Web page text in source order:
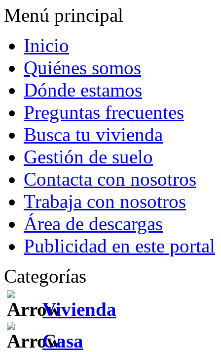
Menú principal
Inicio
Quiénes somos
Dónde estamos
Preguntas frecuentes
Busca tu vivienda
Gestión de suelo
Contacta con nosotros
Trabaja con nosotros
Área de descargas
Publicidad en este portal
Categorías
Vivienda
Casa